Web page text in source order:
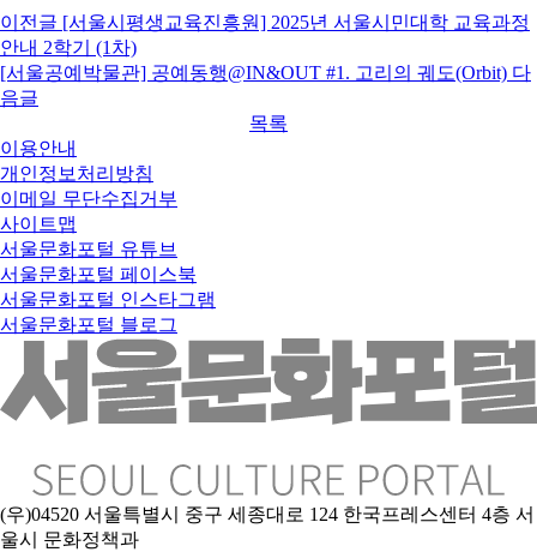
이전글 [서울시평생교육진흥원] 2025년 서울시민대학 교육과정
안내 2학기 (1차)
[서울공예박물관] 공예동행@IN&OUT #1. 고리의 궤도(Orbit) 다
음글
목록
이용안내
개인정보처리방침
이메일 무단수집거부
사이트맵
서울문화포털 유튜브
서울문화포털 페이스북
서울문화포털 인스타그램
서울문화포털 블로그
(우)04520 서울특별시 중구 세종대로 124 한국프레스센터 4층 서
울시 문화정책과